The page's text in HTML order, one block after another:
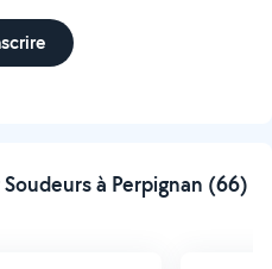
à Perpignan (66)